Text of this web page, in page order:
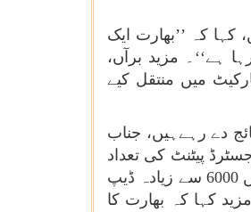
کہا کہ ’’بھارت ایک
ہے‘‘۔ مزید برآں،
میں منتقل کیے
دے رہےہیں، جناب
پیٹنٹ کی تعداد
میں 17 گنا اضافہ ہوا ہے اور بھارت دنیا کا تیسرا سب سے بڑا اسٹارٹ اپ ماحولیاتی نظام بن گیا ہے۔ انہوں نے کہا کہ بھارت میں 6000 سے زیادہ ڈیپ
کہا کہ بھارت کا